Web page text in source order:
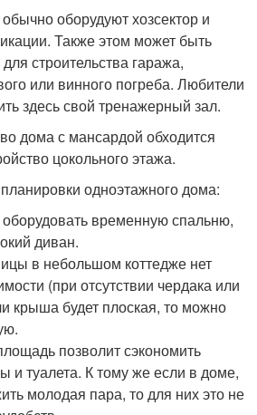
оборудуют хозсектор и
Также этом может быть
строительства гаража,
или винного погреба. Любители
здесь свой тренажерный зал.
дома с мансардой обходится
цокольного этажа.
одноэтажного дома:
временную спальню,
диван.
в небольшом коттедже нет
(при отсутствии чердака или
крыша будет плоская, то можно
позволит сэкономить
и туалета. К тому же если в доме,
молодая пара, то для них это не